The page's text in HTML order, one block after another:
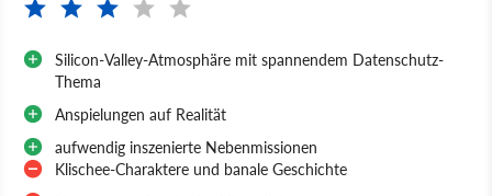
Silicon-Valley-Atmosphäre mit spannendem Datenschutz-
Thema
Anspielungen auf Realität
aufwendig inszenierte Nebenmissionen
Klischee-Charaktere und banale Geschichte